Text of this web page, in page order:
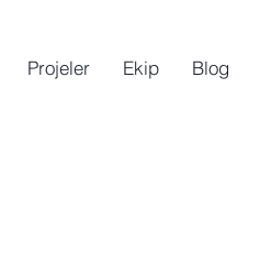
Projeler Ekip Blog